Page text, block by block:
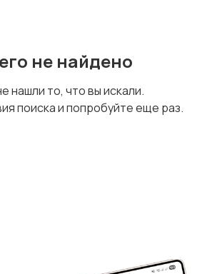
не найдено
нашли то, что вы искали.
поиска и попробуйте еще раз.